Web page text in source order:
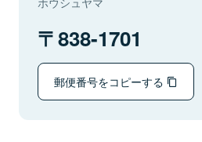
838-1701
郵便番号をコピーする